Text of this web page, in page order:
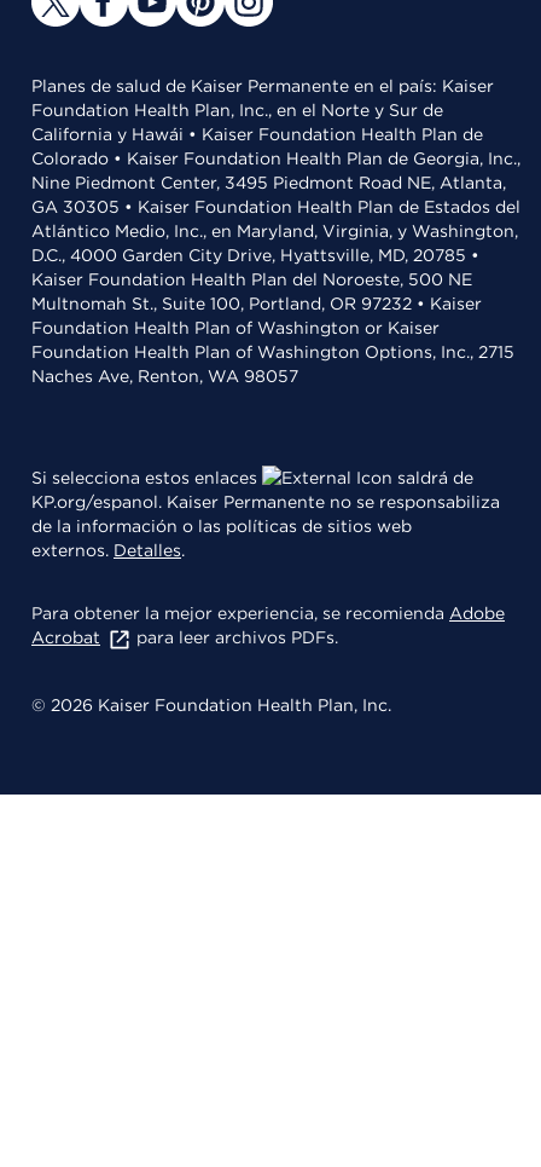
Planes de salud de Kaiser Permanente en el país: Kaiser
Foundation Health Plan, Inc., en el Norte y Sur de
California y Hawái • Kaiser Foundation Health Plan de
Colorado • Kaiser Foundation Health Plan de Georgia, Inc.,
Nine Piedmont Center, 3495 Piedmont Road NE, Atlanta,
GA 30305 • Kaiser Foundation Health Plan de Estados del
Atlántico Medio, Inc., en Maryland, Virginia, y Washington,
D.C., 4000 Garden City Drive, Hyattsville, MD, 20785 •
Kaiser Foundation Health Plan del Noroeste, 500 NE
Multnomah St., Suite 100, Portland, OR 97232 • Kaiser
Foundation Health Plan of Washington or Kaiser
Foundation Health Plan of Washington Options, Inc., 2715
Naches Ave, Renton, WA 98057
Si selecciona estos enlaces
saldrá de
KP.org/espanol. Kaiser Permanente no se responsabiliza
de la información o las políticas de sitios web
externos. Detalles.
Para obtener la mejor experiencia, se recomienda Adobe
Acrobat
para leer archivos PDFs.
© 2026 Kaiser Foundation Health Plan, Inc.